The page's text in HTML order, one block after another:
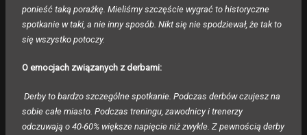
ponieść taką porażkę. Mieliśmy szczęście wygrać to historyczne
spotkanie w taki, a nie inny sposób. Nikt się nie spodziewał, że tak to
się wszystko potoczy.
O emocjach związanych z derbami:
Derby to bardzo szczególne spotkanie. Podczas derbów czujesz na
sobie całe miasto. Podczas treningu, zawodnicy i trenerzy
odczuwają o 40-60% większe napięcie niż zwykle. Z pewnością derby